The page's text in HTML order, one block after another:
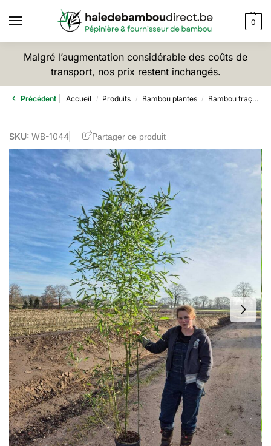
0
Malgré l’augmentation considérable des coûts de
transport, nos prix restent inchangés.
Précédent Accueil / Produits / Bambou plantes / Bambou traçant
SKU: WB-1044 Partager ce produit